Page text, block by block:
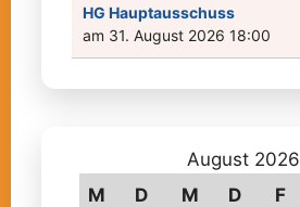
HG Hauptausschuss
am 31. August 2026 18:00
August 2026
M
D M D F